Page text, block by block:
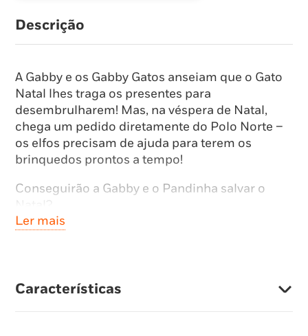
Descrição
A Gabby e os Gabby Gatos anseiam que o Gato
Natal lhes traga os presentes para
desembrulharem! Mas, na véspera de Natal,
chega um pedido diretamente do Polo Norte –
os elfos precisam de ajuda para terem os
brinquedos prontos a tempo!
Conseguirão a Gabby e o Pandinha salvar o
Ler mais
Características